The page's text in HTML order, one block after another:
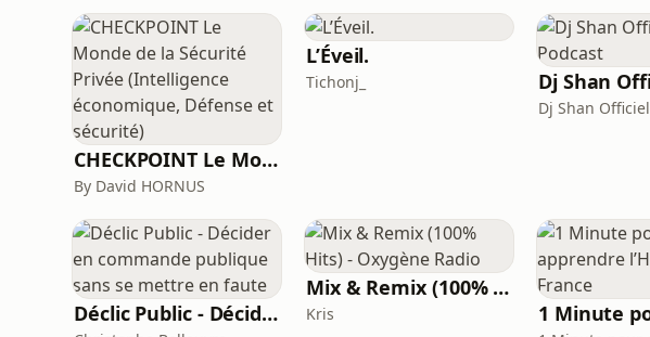
CHECKPOINT Le Monde de la Sécurité Privée (Intelligence économique, Défense et sécurité)
By David HORNUS
L’Éveil.
Tichonj_
Dj Shan Officiel
Déclic Public - Décider en commande publique sans se mettre en faute
Mix & Remix (100% Hits) - Oxygène Radio
Kris